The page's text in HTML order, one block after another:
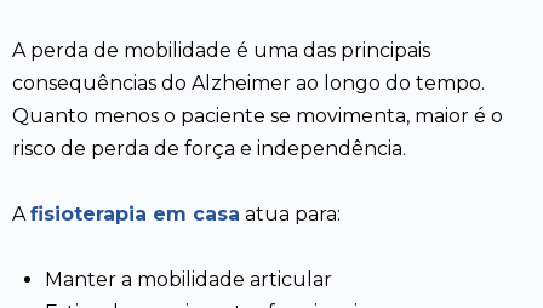
A perda de mobilidade é uma das principais
consequências do Alzheimer ao longo do tempo.
Quanto menos o paciente se movimenta, maior é o
risco de perda de força e independência.
Afisioterapia em casa atua para:
Manter a mobilidade articular